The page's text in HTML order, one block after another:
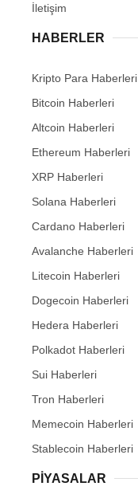
İletişim
HABERLER
Kripto Para Haberleri
Bitcoin Haberleri
Altcoin Haberleri
Ethereum Haberleri
XRP Haberleri
Solana Haberleri
Cardano Haberleri
Avalanche Haberleri
Litecoin Haberleri
Dogecoin Haberleri
Hedera Haberleri
Polkadot Haberleri
Sui Haberleri
Tron Haberleri
Memecoin Haberleri
Stablecoin Haberleri
PIYASALAR